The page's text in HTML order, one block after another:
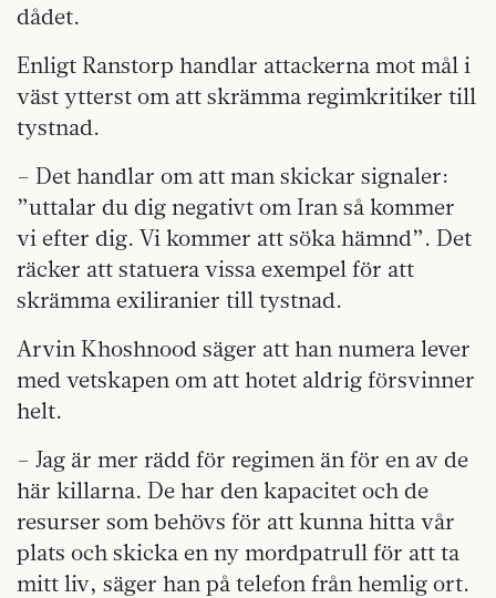
dådet.
Enligt Ranstorp handlar attackerna mot mål i
väst ytterst om att skrämma regimkritiker till
tystnad.
– Det handlar om att man skickar signaler:
”uttalar du dig negativt om Iran så kommer
vi efter dig. Vi kommer att söka hämnd”. Det
räcker att statuera vissa exempel för att
skrämma exiliranier till tystnad.
Arvin Khoshnood säger att han numera lever
med vetskapen om att hotet aldrig försvinner
helt.
– Jag är mer rädd för regimen än för en av de
här killarna. De har den kapacitet och de
resurser som behövs för att kunna hitta vår
plats och skicka en ny mordpatrull för att ta
mitt liv, säger han på telefon från hemlig ort.